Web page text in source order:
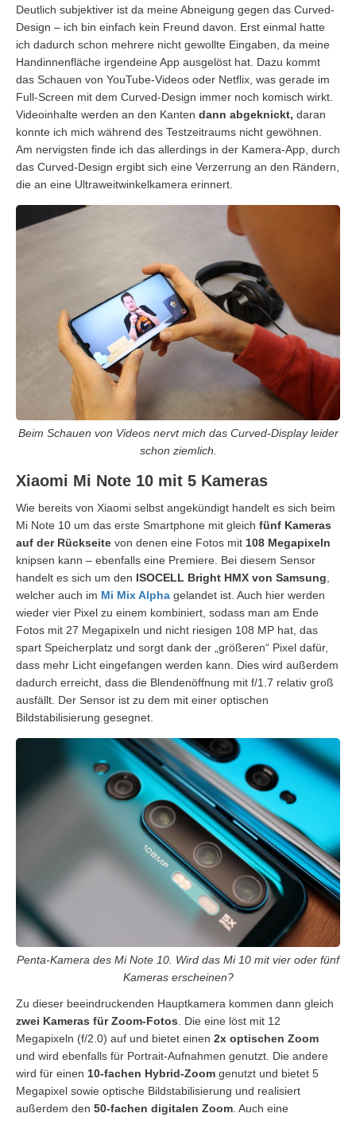
Deutlich subjektiver ist da meine Abneigung gegen das Curved-
Design – ich bin einfach kein Freund davon. Erst einmal hatte
ich dadurch schon mehrere nicht gewollte Eingaben, da meine
Handinnenfläche irgendeine App ausgelöst hat. Dazu kommt
das Schauen von YouTube-Videos oder Netflix, was gerade im
Full-Screen mit dem Curved-Design immer noch komisch wirkt.
Videoinhalte werden an den Kanten dann abgeknickt, daran
konnte ich mich während des Testzeitraums nicht gewöhnen.
Am nervigsten finde ich das allerdings in der Kamera-App, durch
das Curved-Design ergibt sich eine Verzerrung an den Rändern,
die an eine Ultraweitwinkelkamera erinnert.
Beim Schauen von Videos nervt mich das Curved-Display leider
schon ziemlich.
Xiaomi Mi Note 10 mit 5 Kameras
Wie bereits von Xiaomi selbst angekündigt handelt es sich beim
Mi Note 10 um das erste Smartphone mit gleich fünf Kameras
auf der Rückseite von denen eine Fotos mit 108 Megapixeln
knipsen kann – ebenfalls eine Premiere. Bei diesem Sensor
handelt es sich um den ISOCELL Bright HMX von Samsung,
welcher auch im Mi Mix Alpha gelandet ist. Auch hier werden
wieder vier Pixel zu einem kombiniert, sodass man am Ende
Fotos mit 27 Megapixeln und nicht riesigen 108 MP hat, das
spart Speicherplatz und sorgt dank der „größeren“ Pixel dafür,
dass mehr Licht eingefangen werden kann. Dies wird außerdem
dadurch erreicht, dass die Blendenöffnung mit f/1.7 relativ groß
ausfällt. Der Sensor ist zu dem mit einer optischen
Bildstabilisierung gesegnet.
Penta-Kamera des Mi Note 10. Wird das Mi 10 mit vier oder fünf
Kameras erscheinen?
Zu dieser beeindruckenden Hauptkamera kommen dann gleich
zwei Kameras für Zoom-Fotos. Die eine löst mit 12
Megapixeln (f/2.0) auf und bietet einen 2x optischen Zoom
und wird ebenfalls für Portrait-Aufnahmen genutzt. Die andere
wird für einen 10-fachen Hybrid-Zoom genutzt und bietet 5
Megapixel sowie optische Bildstabilisierung und realisiert
außerdem den 50-fachen digitalen Zoom. Auch eine